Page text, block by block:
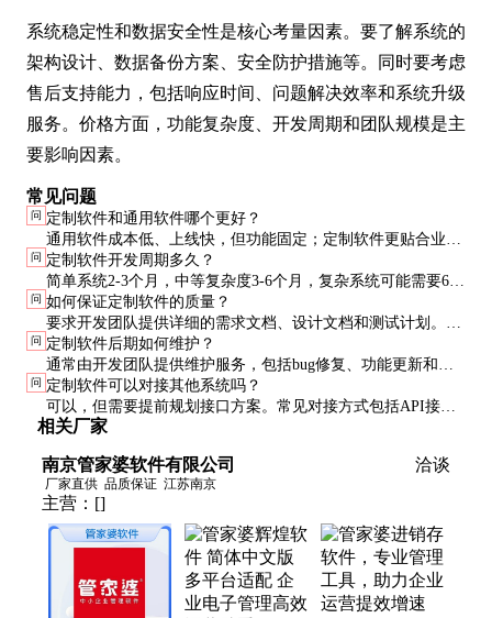
系统稳定性和数据安全性是核心考量因素。要了解系统的
架构设计、数据备份方案、安全防护措施等。同时要考虑
售后支持能力，包括响应时间、问题解决效率和系统升级
服务。价格方面，功能复杂度、开发周期和团队规模是主
要影响因素。
常见问题
问 定制软件和通用软件哪个更好？
通用软件成本低、上线快，但功能固定；定制软件更贴合业务
需求，但开发周期长、成本高。建议核心业务用定制，辅助功
能用通用软件。
问 定制软件开发周期多久？
简单系统2-3个月，中等复杂度3-6个月，复杂系统可能需要6-
12个月。具体时间取决于功能需求、开发资源和测试要求。
问 如何保证定制软件的质量？
要求开发团队提供详细的需求文档、设计文档和测试计划。分
阶段验收，每个里程碑都要进行功能测试和性能测试。
问 定制软件后期如何维护？
通常由开发团队提供维护服务，包括bug修复、功能更新和系
统优化。建议签订年度维护协议，明确服务内容和响应时间。
问 定制软件可以对接其他系统吗？
可以，但需要提前规划接口方案。常见对接方式包括API接
口、数据库直连和文件交换，具体选择取决于系统架构和安全
相关厂家
南京管家婆软件有限公司 洽谈
厂家直供 品质保证 江苏南京
主营： []